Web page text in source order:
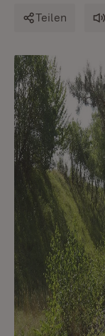
Teilen